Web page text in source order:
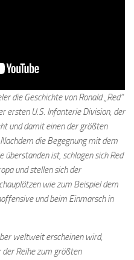
die Geschichte von Ronald „Red“
ersten U.S. Infanterie Division, der
und damit einen der größten
die Begegnung mit dem
überstanden ist, schlagen sich Red
und stellen sich der
wie zum Beispiel dem
und beim Einmarsch in
weltweit erscheinen wird,
Reihe zum größten